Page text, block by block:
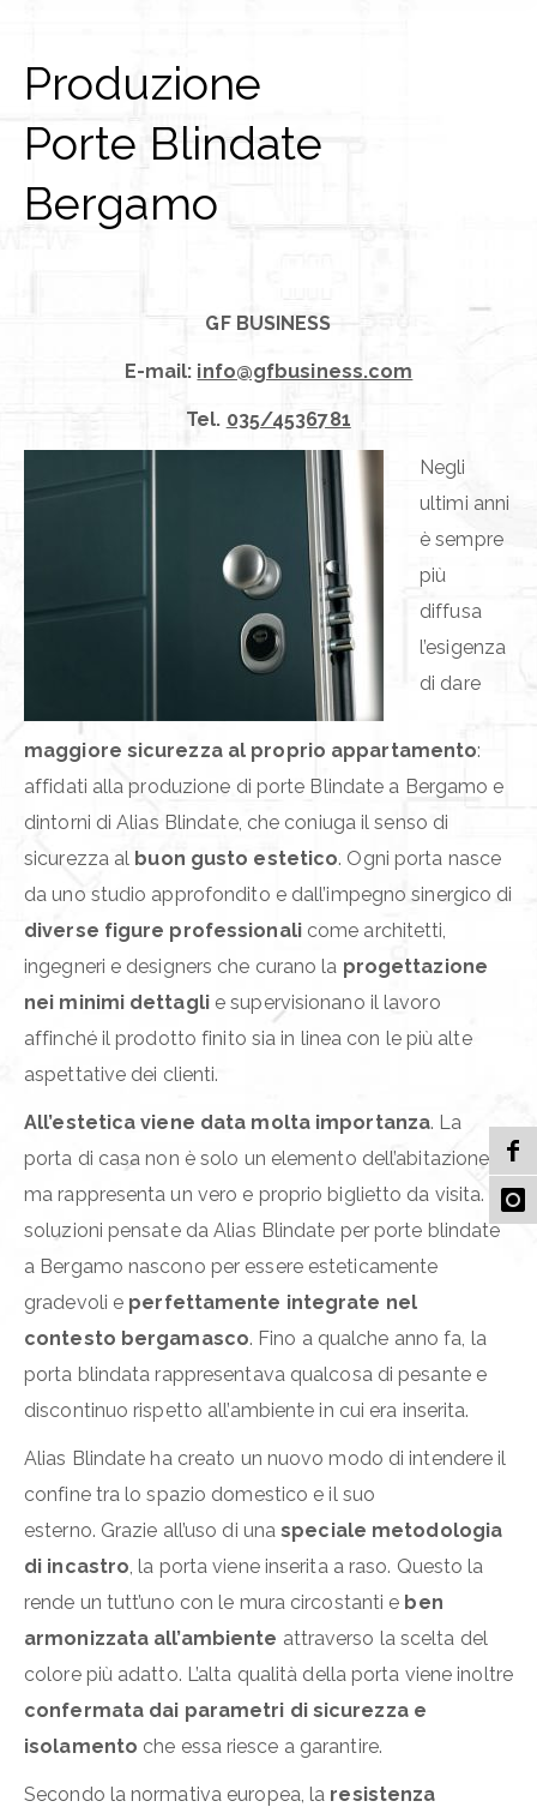
Produzione
Porte Blindate
Bergamo
GF BUSINESS
E-mail: info@gfbusiness.com
Tel. 035/4536781
Negli
ultimi anni
è sempre
più
diffusa
l’esigenza
di dare
maggiore sicurezza al proprio appartamento:
affidati alla produzione di porte Blindate a Bergamo e
dintorni di Alias Blindate, che coniuga il senso di
sicurezza al buon gusto estetico. Ogni porta nasce
da uno studio approfondito e dall’impegno sinergico di
diverse figure professionalicome architetti,
ingegneri e designers che curano la progettazione
nei minimi dettaglie supervisionano il lavoro
affinché il prodotto finito sia in linea con le più alte
aspettative dei clienti.
All’estetica viene data molta importanza. La
porta di casa non è solo un elemento dell’abitazione,
ma rappresenta un vero e proprio biglietto da visita. Le
soluzioni pensate da Alias Blindate per porte blindate
a Bergamo nascono per essere esteticamente
gradevoli e perfettamente integrate nel
contesto bergamasco. Fino a qualche anno fa, la
porta blindata rappresentava qualcosa di pesante e
discontinuo rispetto all’ambiente in cui era inserita.
Alias Blindate ha creato un nuovo modo di intendere il
confine tra lo spazio domestico e il suo
esterno. Grazie all’uso di unaspeciale metodologia
di incastro, la porta viene inserita a raso. Questo la
rende un tutt’uno con le mura circostanti e ben
armonizzata all’ambiente attraverso la scelta del
colore più adatto. L’alta qualità della porta viene inoltre
confermata dai parametri di sicurezza e
isolamento che essa riesce a garantire.
Secondo la normativa europea, la resistenza